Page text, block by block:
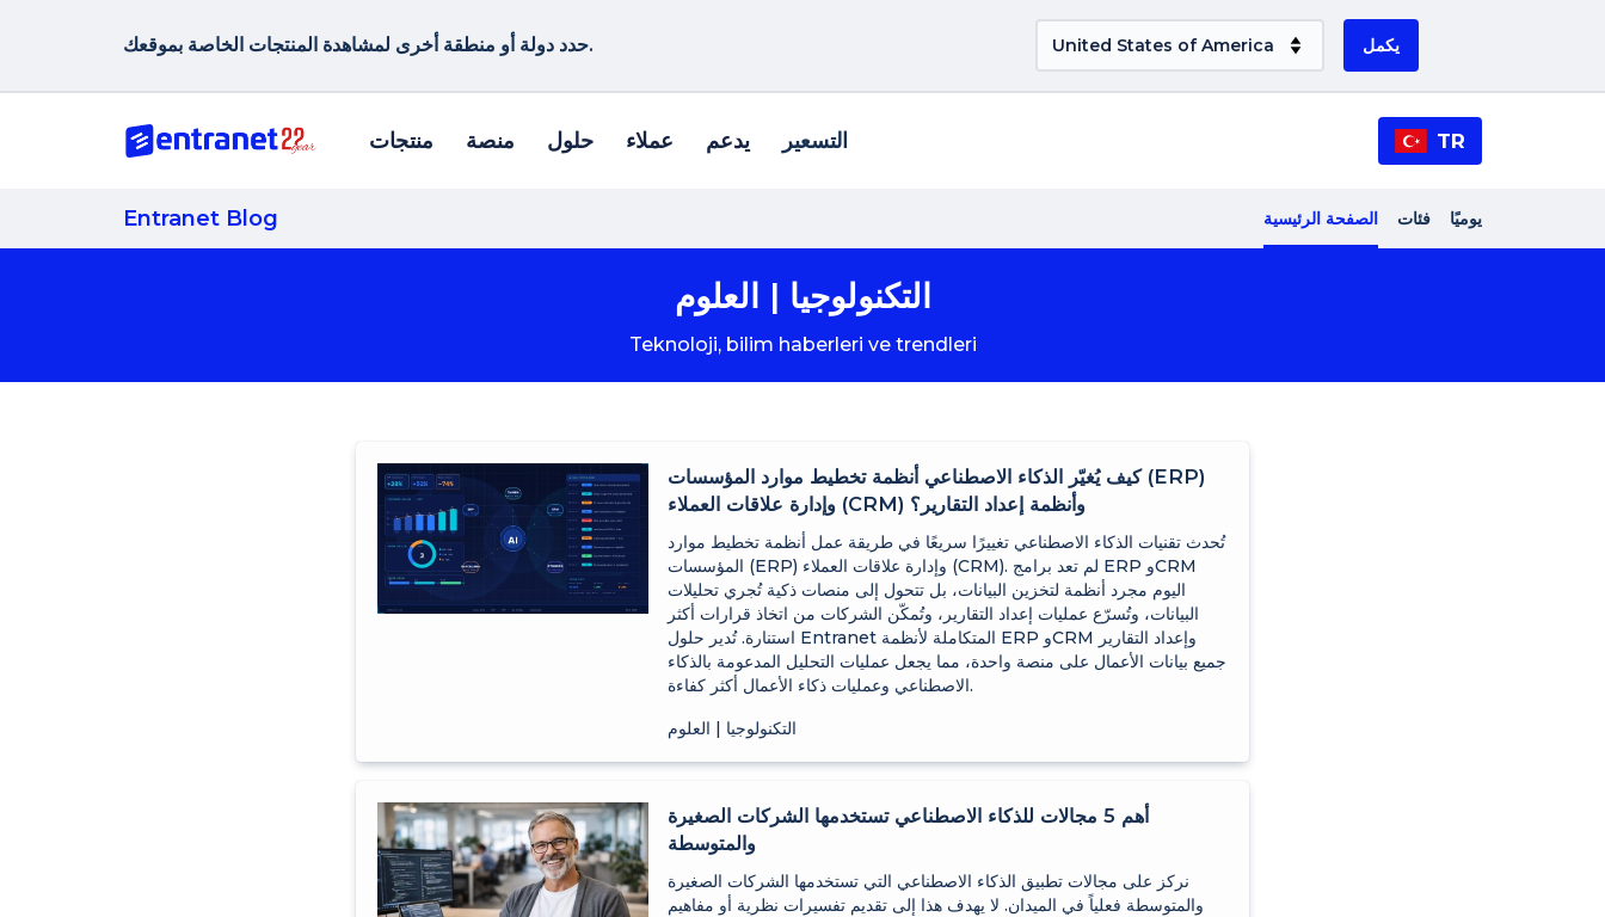
حدد دولة أو منطقة أخرى لمشاهدة المنتجات الخاصة بموقعك. يكمل
منتجات منصة حلول عملاء يدعم التسعير TR
Entranet Blog الصفحة الرئيسية فئات يوميًا
التكنولوجيا | العلوم
Teknoloji, bilim haberleri ve trendleri
كيف يُغيّر الذكاء الاصطناعي أنظمة تخطيط موارد المؤسسات (ERP)
وإدارة علاقات العملاء (CRM) وأنظمة إعداد التقارير؟
تُحدث تقنيات الذكاء الاصطناعي تغييرًا سريعًا في طريقة عمل أنظمة تخطيط موارد
المؤسسات (ERP) وإدارة علاقات العملاء (CRM). لم تعد برامج ERP وCRM
اليوم مجرد أنظمة لتخزين البيانات، بل تتحول إلى منصات ذكية تُجري تحليلات
البيانات، وتُسرّع عمليات إعداد التقارير، وتُمكّن الشركات من اتخاذ قرارات أكثر
استنارة. تُدير حلول Entranet المتكاملة لأنظمة ERP وCRM وإعداد التقارير
جميع بيانات الأعمال على منصة واحدة، مما يجعل عمليات التحليل المدعومة بالذكاء
الاصطناعي وعمليات ذكاء الأعمال أكثر كفاءة.
التكنولوجيا | العلوم
أهم 5 مجالات للذكاء الاصطناعي تستخدمها الشركات الصغيرة
والمتوسطة
نركز على مجالات تطبيق الذكاء الاصطناعي التي تستخدمها الشركات الصغيرة
والمتوسطة فعلياً في الميدان. لا يهدف هذا إلى تقديم تفسيرات نظرية أو مفاهيم